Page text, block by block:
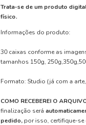
Trata-se de um produto
físico.
Informações do produto:
30 caixas conforme as
tamanhos 150g,
Formato: Studio (já com a
COMO RECEBEREI O
finalização será
pedido, por isso, certifique-se